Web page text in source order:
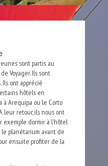
sont partis au
Voyager. Ils sont
Ils ont apprécié
hôtels en
à Arequipa ou le Corto
leur retour, ils nous ont
exemple dormir à l’hôtel
le planétarium avant de
ensuite profiter de la